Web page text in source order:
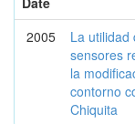
2005
La utilidad
sensores
la
contorno
Chiquita